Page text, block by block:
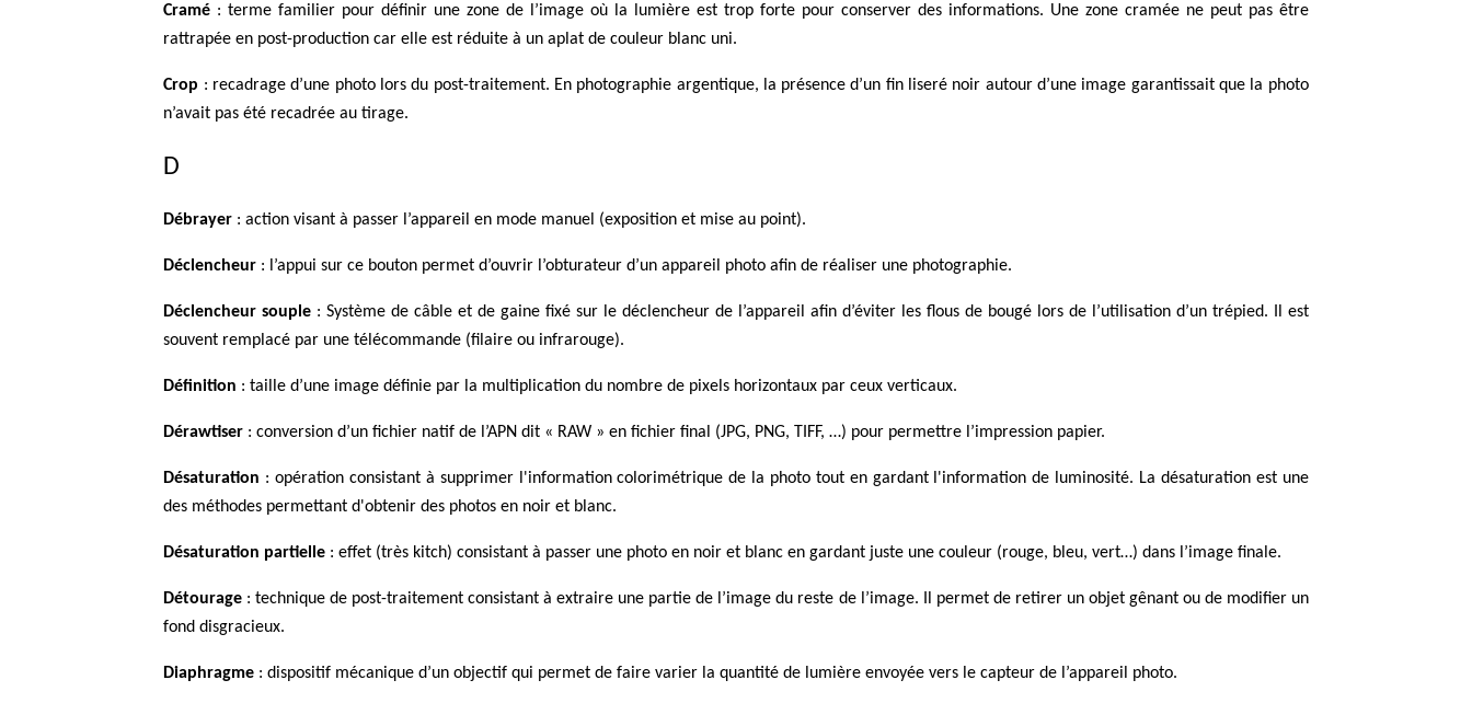
Cramé : terme familier pour définir une zone de l’image où la lumière est trop forte pour conserver des informations. Une zone cramée ne peut pas être
rattrapée en post-production car elle est réduite à un aplat de couleur blanc uni.
Crop : recadrage d’une photo lors du post-traitement. En photographie argentique, la présence d’un fin liseré noir autour d’une image garantissait que la photo
n’avait pas été recadrée au tirage.
D
Débrayer : action visant à passer l’appareil en mode manuel (exposition et mise au point).
Déclencheur : l’appui sur ce bouton permet d’ouvrir l’obturateur d’un appareil photo afin de réaliser une photographie.
Déclencheur souple : Système de câble et de gaine fixé sur le déclencheur de l’appareil afin d’éviter les flous de bougé lors de l’utilisation d’un trépied. Il est
souvent remplacé par une télécommande (filaire ou infrarouge).
Définition : taille d’une image définie par la multiplication du nombre de pixels horizontaux par ceux verticaux.
Dérawtiser : conversion d’un fichier natif de l’APN dit « RAW » en fichier final (JPG, PNG, TIFF, …) pour permettre l’impression papier.
Désaturation : opération consistant à supprimer l'information colorimétrique de la photo tout en gardant l'information de luminosité. La désaturation est une
des méthodes permettant d'obtenir des photos en noir et blanc.
Désaturation partielle : effet (très kitch) consistant à passer une photo en noir et blanc en gardant juste une couleur (rouge, bleu, vert…) dans l’image finale.
Détourage : technique de post-traitement consistant à extraire une partie de l’image du reste de l’image. Il permet de retirer un objet gênant ou de modifier un
fond disgracieux.
Diaphragme : dispositif mécanique d’un objectif qui permet de faire varier la quantité de lumière envoyée vers le capteur de l’appareil photo.